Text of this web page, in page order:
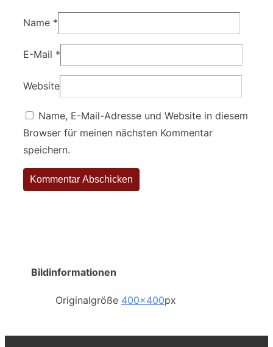
Name *
E-Mail *
Website
Name, E-Mail-Adresse und Website in diesem
Browser für meinen nächsten Kommentar
speichern.
Bildinformationen
Originalgröße 400×400px